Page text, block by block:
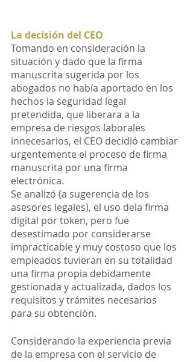
La decisión del CEO
Tomando en consideración la
situación y dado que la firma
manuscrita sugerida por los
abogados no había aportado en los
hechos la seguridad legal
pretendida, que liberara a la
empresa de riesgos laborales
innecesarios, el CEO decidió cambiar
urgentemente el proceso de firma
manuscrita por una firma
electrónica.
Se analizó (a sugerencia de los
asesores legales), el uso dela firma
digital por token, pero fue
desestimado por considerarse
impracticable y muy costoso que los
empleados tuvieran en su totalidad
una firma propia debidamente
gestionada y actualizada, dados los
requisitos y trámites necesarios
para su obtención.
Considerando la experiencia previa
de la empresa con el servicio de